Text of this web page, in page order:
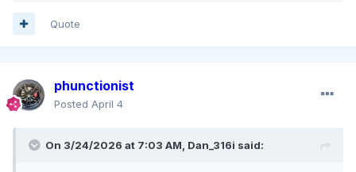
Quote
phunctionist
Posted April 4
On 3/24/2026 at 7:03 AM, Dan_316i said: